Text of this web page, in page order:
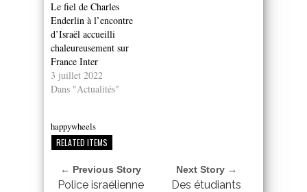
Le fiel de Charles
Enderlin à l’encontre
d’Israël accueilli
chaleureusement sur
France Inter
3 juillet 2022
Dans "Actualités"
happywheels
RELATED ITEMS
← Previous Story
Police israélienne
Next Story →
Des étudiants